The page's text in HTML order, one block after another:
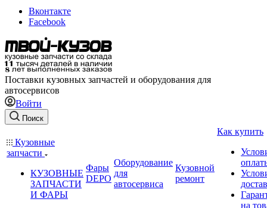
Вконтакте
Facebook
Поставки кузовных запчастей и оборудования для
автосервисов
Войти
Поиск
Кузовные
запчасти
КУЗОВНЫЕ
ЗАПЧАСТИ
И ФАРЫ
Фары
DEPO
Оборудование
для
автосервиса
Кузовной
ремонт
Как купить
на